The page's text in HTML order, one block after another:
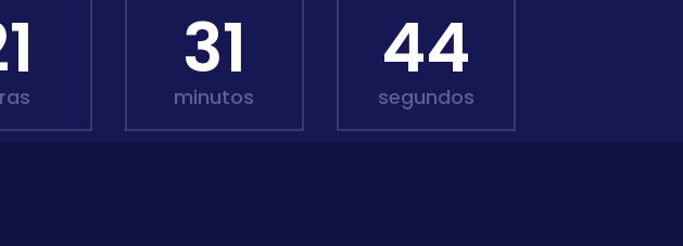
31
minutos
43
segundos